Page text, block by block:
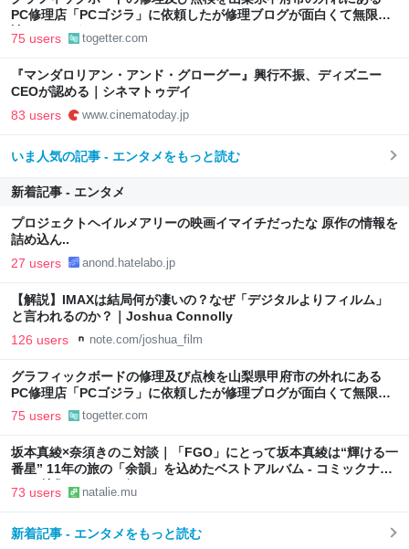
PC修理店「PCゴジラ」に依頼したが修理ブログが面白くて無限に
読めてしまう
75 users togetter.com
『マンダロリアン・アンド・グローグー』興行不振、ディズニー
CEOが認める｜シネマトゥデイ
83 users www.cinematoday.jp
いま人気の記事 - エンタメをもっと読む
新着記事 - エンタメ
プロジェクトヘイルメアリーの映画イマイチだったな 原作の情報を
詰め込ん..
27 users anond.hatelabo.jp
【解説】IMAXは結局何が凄いの？なぜ「デジタルよりフィルム」
と言われるのか？｜Joshua Connolly
126 users note.com/joshua_film
グラフィックボードの修理及び点検を山梨県甲府市の外れにある
PC修理店「PCゴジラ」に依頼したが修理ブログが面白くて無限に
読めてしまう
75 users togetter.com
坂本真綾×奈須きのこ対談｜「FGO」にとって坂本真綾は“輝ける一
番星” 11年の旅の「余韻」を込めたベストアルバム - コミックナタ
リー 特集・インタビュー
73 users natalie.mu
新着記事 - エンタメをもっと読む